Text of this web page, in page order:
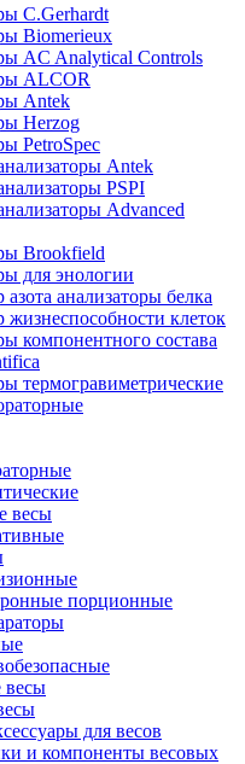
C.Gerhardt
Biomerieux
AC Analytical Controls
ALCOR
Antek
Herzog
PetroSpec
Antek
PSPI
Advanced
Brookfield
для энологии
азота анализаторы белка
жизнеспособности клеток
компонентного состава
термогравиметрические
весы
порционные
весы
для весов
и компоненты весовых